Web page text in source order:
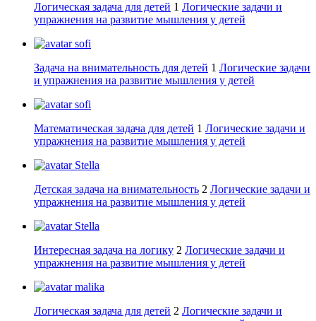
Логическая задача для детей 1 Логические задачи и
упражнения на развитие мышления у детей
sofi
Задача на внимательность для детей 1 Логические задачи
и упражнения на развитие мышления у детей
sofi
Математическая задача для детей 1 Логические задачи и
упражнения на развитие мышления у детей
Stella
Детская задача на внимательность 2 Логические задачи и
упражнения на развитие мышления у детей
Stella
Интересная задача на логику 2 Логические задачи и
упражнения на развитие мышления у детей
malika
Логическая задача для детей 2 Логические задачи и